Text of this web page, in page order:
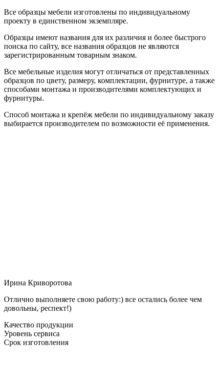
Все образцы мебели изготовлены по индивидуальному
проекту в единственном экземпляре.
Образцы имеют названия для их различия и более быстрого
поиска по сайту, все названия образцов не являются
зарегистрированным товарным знаком.
Все мебельные изделия могут отличаться от представленных
образцов по цвету, размеру, комплектации, фурнитуре, а также
способами монтажа и производителями комплектующих и
фурнитуры.
Способ монтажа и крепёж мебели по индивидуальному заказу
выбирается производителем по возможности её применения.
Ирина Криворотова
Отлично выполняете свою работу:) все остались более чем
довольны, респект!)
Качество продукции
Уровень сервиса
Срок изготовления